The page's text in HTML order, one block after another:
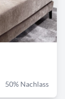
50% Nachlass